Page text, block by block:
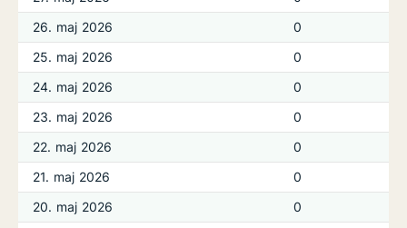
26. maj 2026
0
25. maj 2026
0
24. maj 2026
0
23. maj 2026
0
22. maj 2026
0
21. maj 2026
0
20. maj 2026
0